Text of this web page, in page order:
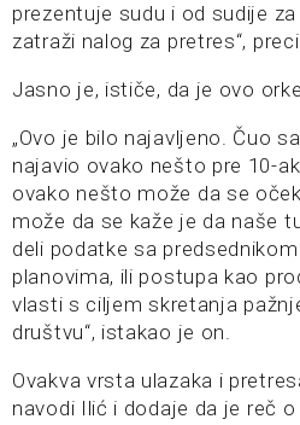
prezentuje sudu i od sudije
zatraži nalog za pretres“,
Jasno je, ističe, da je ovo
„Ovo je bilo najavljeno. Čuo
najavio ovako nešto pre 10-
ovako nešto može da se
može da se kaže je da naše
deli podatke sa
planovima, ili postupa kao
vlasti s ciljem skretanja
društvu“, istakao je on.
Ovakva vrsta ulazaka i
navodi Ilić i dodaje da je reč